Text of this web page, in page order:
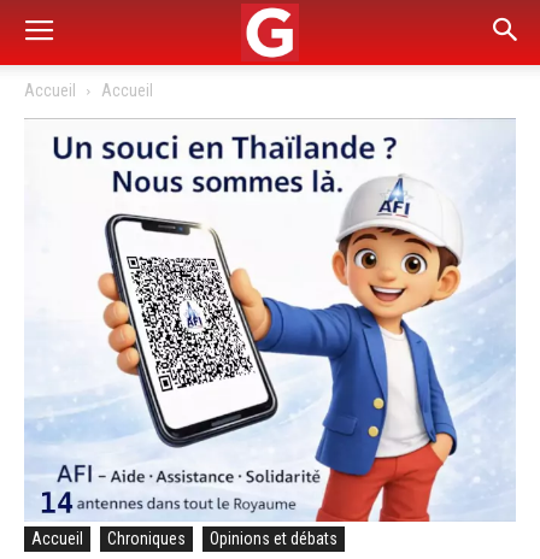
Accueil Accueil
Accueil Chroniques Opinions et débats